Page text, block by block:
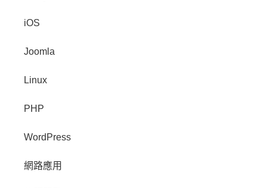
iOS
Joomla
Linux
PHP
WordPress
網路應用